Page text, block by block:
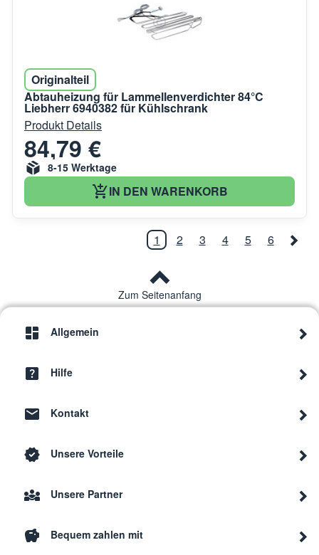
Originalteil
Abtauheizung für Lammellenverdichter 84°C
Liebherr 6940382 für Kühlschrank
Produkt Details
84,79 €
8-15 Werktage
IN DEN WARENKORB
1 2 3 4 5 6
Zum Seitenanfang
Allgemein
Hilfe
Kontakt
Unsere Vorteile
Unsere Partner
Bequem zahlen mit